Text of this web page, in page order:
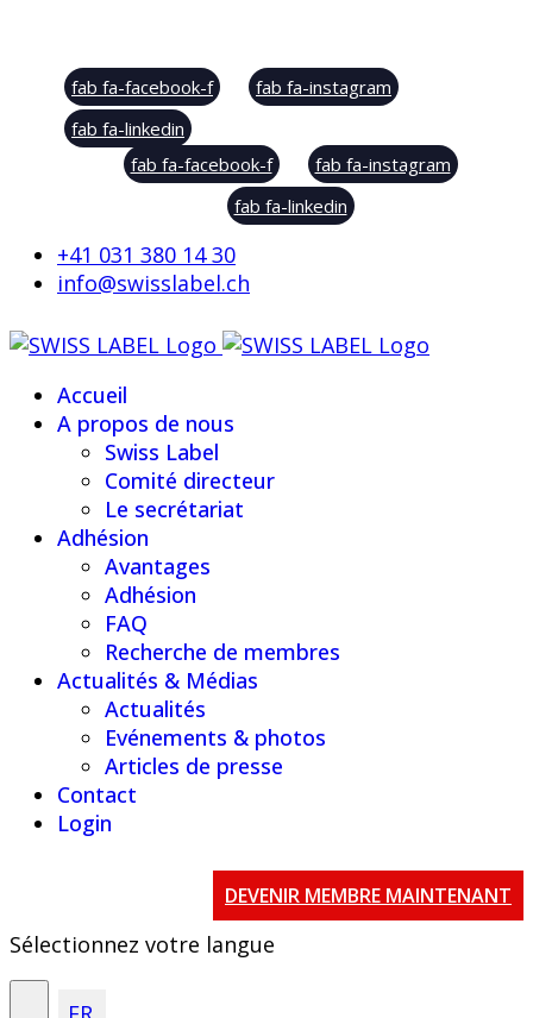
fab fa-facebook-f
fab fa-instagram
fab fa-linkedin
fab fa-facebook-f
fab fa-instagram
fab fa-linkedin
+41 031 380 14 30
info@swisslabel.ch
Accueil
A propos de nous
Swiss Label
Comité directeur
Le secrétariat
Adhésion
Avantages
Adhésion
FAQ
Recherche de membres
Actualités & Médias
Actualités
Evénements & photos
Articles de presse
Contact
Login
DEVENIR MEMBRE MAINTENANT
Sélectionnez votre langue